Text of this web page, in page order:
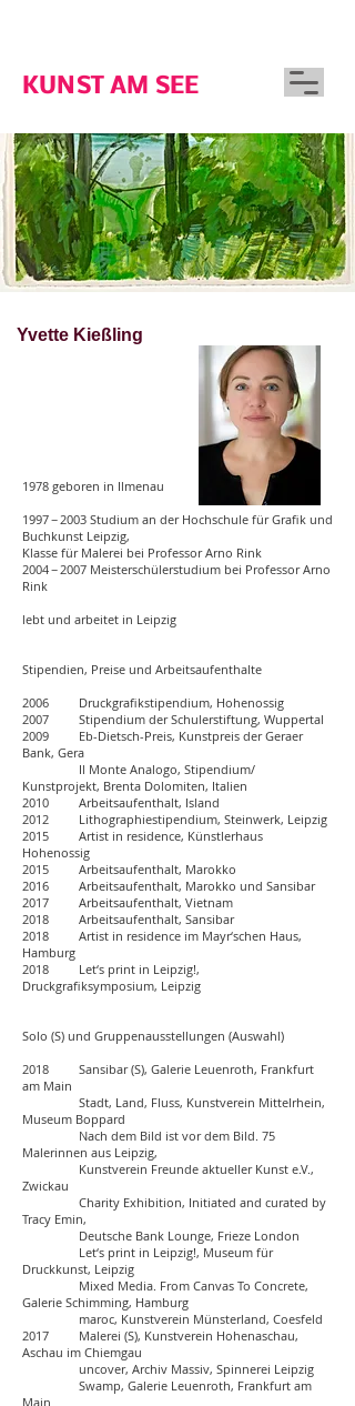
KUNST AM SEE
Yvette Kießling
1978 geboren in Ilmenau
1997 − 2003 Studium an der Hochschule für Grafik und
Buchkunst Leipzig,
Klasse für Malerei bei Professor Arno Rink
2004 − 2007 Meisterschülerstudium bei Professor Arno
Rink
lebt und arbeitet in Leipzig
Stipendien, Preise und Arbeitsaufenthalte
2006 Druckgrafikstipendium, Hohenossig
2007 Stipendium der Schulerstiftung, Wuppertal
2009 Eb-Dietsch-Preis, Kunstpreis der Geraer
Bank, Gera
Il Monte Analogo, Stipendium/
Kunstprojekt, Brenta Dolomiten, Italien
2010 Arbeitsaufenthalt, Island
2012 Lithographiestipendium, Steinwerk, Leipzig
2015 Artist in residence, Künstlerhaus
Hohenossig
2015 Arbeitsaufenthalt, Marokko
2016 Arbeitsaufenthalt, Marokko und Sansibar
2017 Arbeitsaufenthalt, Vietnam
2018 Arbeitsaufenthalt, Sansibar
2018 Artist in residence im Mayr‘schen Haus,
Hamburg
2018 Let‘s print in Leipzig!,
Druckgrafiksymposium, Leipzig
Solo (S) und Gruppenausstellungen (Auswahl)
2018 Sansibar (S), Galerie Leuenroth, Frankfurt
am Main
Stadt, Land, Fluss, Kunstverein Mittelrhein,
Museum Boppard
Nach dem Bild ist vor dem Bild. 75
Malerinnen aus Leipzig,
Kunstverein Freunde aktueller Kunst e.V.,
Zwickau
Charity Exhibition, Initiated and curated by
Tracy Emin,
Deutsche Bank Lounge, Frieze London
Let‘s print in Leipzig!, Museum für
Druckkunst, Leipzig
Mixed Media. From Canvas To Concrete,
Galerie Schimming, Hamburg
maroc, Kunstverein Münsterland, Coesfeld
2017 Malerei (S), Kunstverein Hohenaschau,
Aschau im Chiemgau
uncover, Archiv Massiv, Spinnerei Leipzig
Swamp, Galerie Leuenroth, Frankfurt am
Main